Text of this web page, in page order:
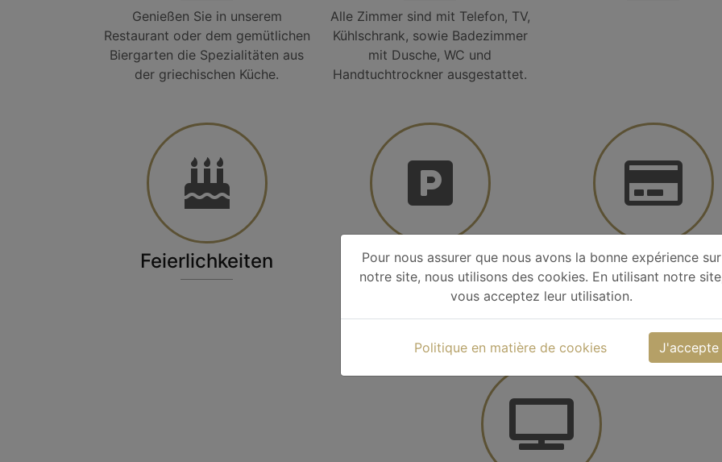
Genießen Sie in unserem
Restaurant oder dem gemütlichen
Biergarten die Spezialitäten aus
der griechischen Küche.
Alle Zimmer sind mit Telefon, TV,
Kühlschrank, sowie Badezimmer
mit Dusche, WC und
Handtuchtrockner ausgestattet.
Feierlichkeiten Parking mit Karte Zahlen
Pour nous assurer que nous avons la bonne expérience sur
notre site, nous utilisons des cookies. En utilisant notre
vous acceptez leur utilisation.
Politique en matière de cookies J'accepte